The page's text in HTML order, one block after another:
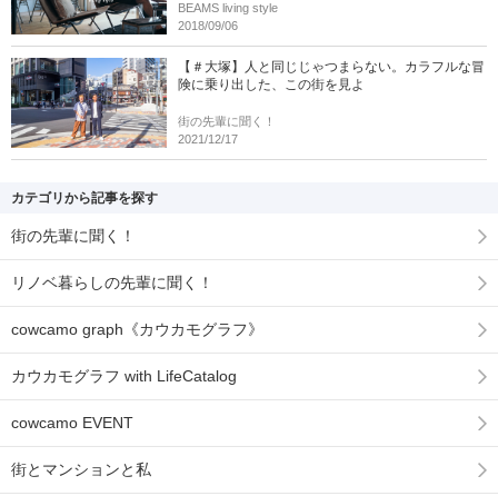
BEAMS living style
2018/09/06
【＃大塚】人と同じじゃつまらない。カラフルな冒
険に乗り出した、この街を見よ
街の先輩に聞く！
2021/12/17
カテゴリから記事を探す
街の先輩に聞く！
リノベ暮らしの先輩に聞く！
cowcamo graph《カウカモグラフ》
カウカモグラフ with LifeCatalog
cowcamo EVENT
街とマンションと私